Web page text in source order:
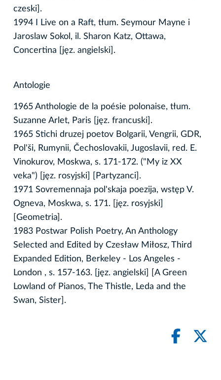
czeski].
1994 I Live on a Raft, tłum. Seymour Mayne i
Jaroslaw Sokol, il. Sharon Katz, Ottawa,
Concertina [jęz. angielski].
Antologie
1965 Anthologie de la poésie polonaise, tłum.
Suzanne Arlet, Paris [jęz. francuski].
1965 Stichi druzej poetov Bolgarii, Vengrii, GDR,
Pol'ši, Rumynii, Čechoslovakii, Jugoslavii, red. E.
Vinokurov, Moskwa, s. 171-172. ("My iz XX
veka") [jęz. rosyjski] [Partyzanci].
1971 Sovremennaja pol'skaja poezija, wstęp V.
Ogneva, Moskwa, s. 171. [jęz. rosyjski]
[Geometria].
1983 Postwar Polish Poetry, An Anthology
Selected and Edited by Czesław Miłosz, Third
Expanded Edition, Berkeley - Los Angeles -
London , s. 157-163. [jęz. angielski] [A Green
Lowland of Pianos, The Thistle, Leda and the
Swan, Sister].